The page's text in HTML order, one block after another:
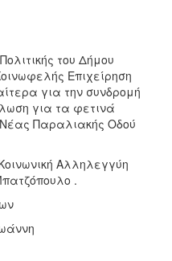
του Δήμου
Επιχείρηση
για την συνδρομή
για τα φετινά
Παραλιακής Οδού
Αλληλεγγύη
.